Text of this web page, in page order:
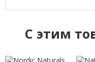
C этим